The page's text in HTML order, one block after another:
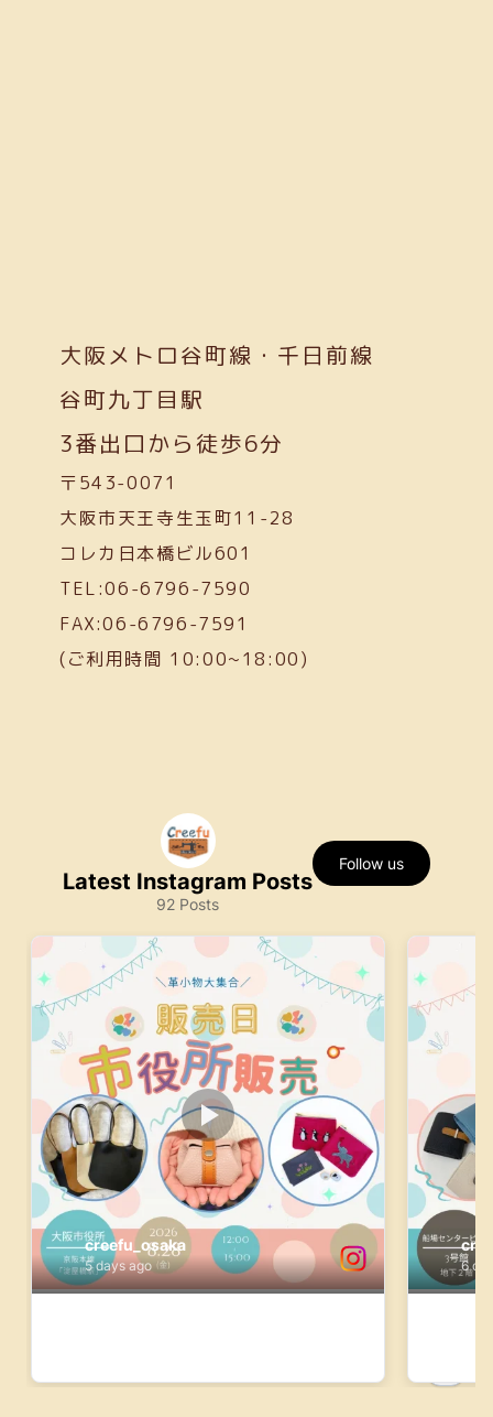
大阪メトロ谷町線・千日前線
谷町九丁目駅
3番出口から徒歩6分
〒543-0071
大阪市天王寺生玉町11-28
コレカ日本橋ビル601
TEL:06-6796-7590
FAX:06-6796-7591
(ご利用時間 10:00~18:00)